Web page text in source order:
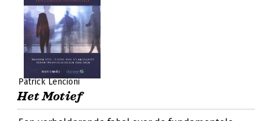
Patrick Lencioni
Het Motief